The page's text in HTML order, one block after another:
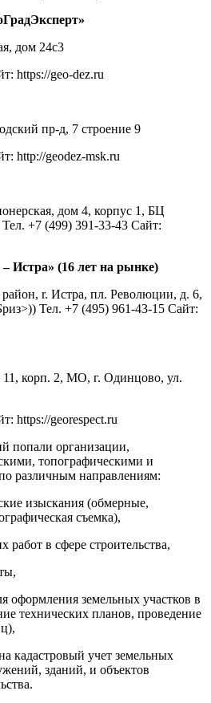
дом 24с3
https://geo-dez.ru
пр-д, 7 строение 9
http://geodez-msk.ru
дом 4, корпус 1, БЦ
+7 (499) 391-33-43 Сайт:
Истра» (16 лет на рынке)
r. Истра, пл. Революции, д. 6,
Тел. +7 (495) 961-43-15 Сайт:
корп. 2, МО, г. Одинцово, ул.
https://georespect.ru
попали организации,
топографическими и
различным направлениям:
изыскания (обмерные,
съемка),
работ в сфере строительства,
оформления земельных участков в
технических планов, проведение
кадастровый учет земельных
зданий, и объектов